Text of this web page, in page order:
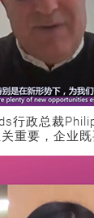
行政总裁
重要，企业